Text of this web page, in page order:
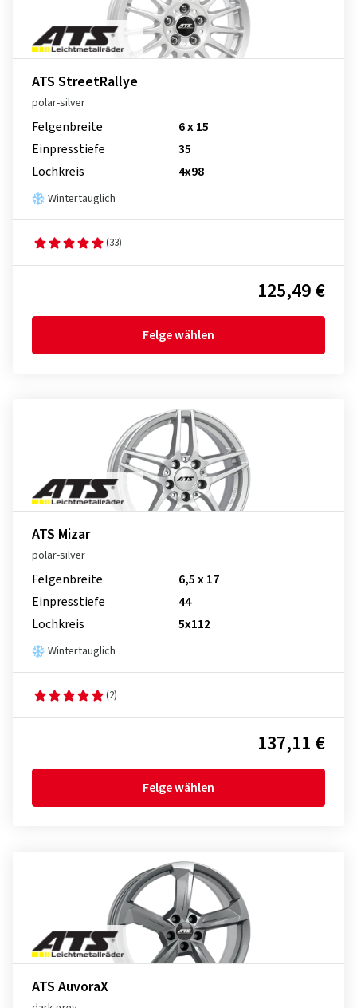
ATS StreetRallye
polar-silver
Felgenbreite
6 x 15
Einpresstiefe
35
Lochkreis
4x98
Wintertauglich
(33)
125,49 €
Felge wählen
ATS Mizar
polar-silver
Felgenbreite
6,5 x 17
Einpresstiefe
44
Lochkreis
5x112
Wintertauglich
(2)
137,11 €
Felge wählen
ATS AuvoraX